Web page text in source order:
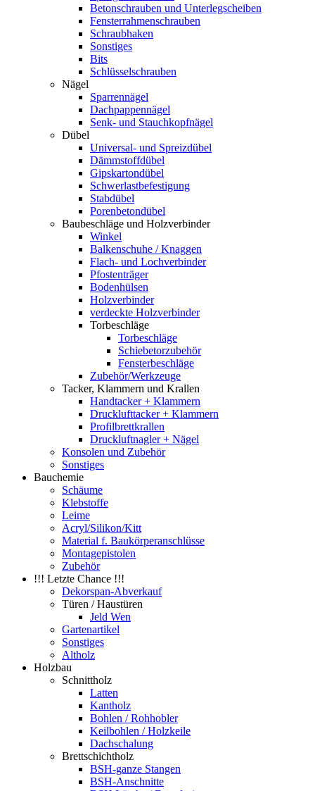
Betonschrauben und Unterlegscheiben
Fensterrahmenschrauben
Schraubhaken
Sonstiges
Bits
Schlüsselschrauben
Nägel
Sparrennägel
Dachpappennägel
Senk- und Stauchkopfnägel
Dübel
Universal- und Spreizdübel
Dämmstoffdübel
Gipskartondübel
Schwerlastbefestigung
Stabdübel
Porenbetondübel
Baubeschläge und Holzverbinder
Winkel
Balkenschuhe / Knaggen
Flach- und Lochverbinder
Pfostenträger
Bodenhülsen
Holzverbinder
verdeckte Holzverbinder
Torbeschläge
Torbeschläge
Schiebetorzubehör
Fensterbeschläge
Zubehör/Werkzeuge
Tacker, Klammern und Krallen
Handtacker + Klammern
Drucklufttacker + Klammern
Profilbrettkrallen
Druckluftnagler + Nägel
Konsolen und Zubehör
Sonstiges
Bauchemie
Schäume
Klebstoffe
Leime
Acryl/Silikon/Kitt
Material f. Baukörperanschlüsse
Montagepistolen
Zubehör
!!! Letzte Chance !!!
Dekorspan-Abverkauf
Türen / Haustüren
Jeld Wen
Gartenartikel
Sonstiges
Altholz
Holzbau
Schnittholz
Latten
Kantholz
Bohlen / Rohhobler
Keilbohlen / Holzkeile
Dachschalung
Brettschichtholz
BSH-ganze Stangen
BSH-Anschnitte